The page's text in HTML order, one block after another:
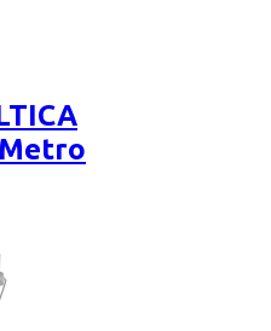
Metro